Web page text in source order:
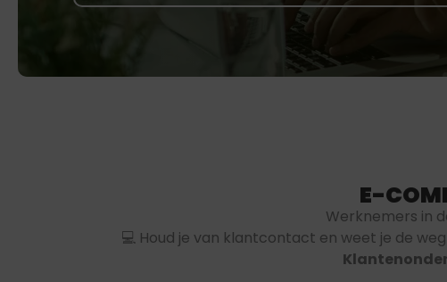
E-
Werknemers in
💻 Houd je van klantcontact en weet je de